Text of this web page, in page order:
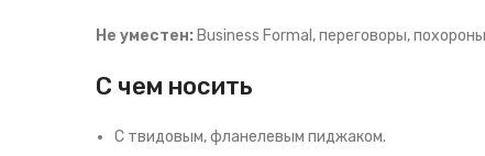
Не уместен: Business Formal, переговоры,
С чем носить
С твидовым, фланелевым пиджаком.